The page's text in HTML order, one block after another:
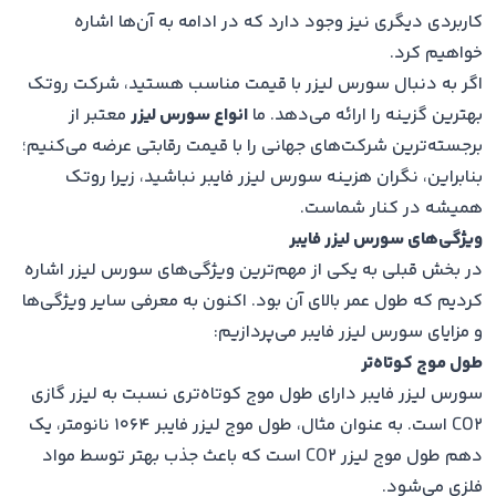
کاربردی دیگری نیز وجود دارد که در ادامه به آن‌ها اشاره
خواهیم کرد.
اگر به دنبال سورس لیزر با قیمت مناسب هستید، شرکت روتک
بهترین گزینه را ارائه می‌دهد. ما انواع سورس لیزر معتبر از
برجسته‌ترین شرکت‌های جهانی را با قیمت رقابتی عرضه می‌کنیم؛
بنابراین، نگران هزینه سورس لیزر فایبر نباشید، زیرا روتک
همیشه در کنار شماست.
ویژگی‌های سورس لیزر فایبر
در بخش قبلی به یکی از مهم‌ترین ویژگی‌های سورس لیزر اشاره
کردیم که طول عمر بالای آن بود. اکنون به معرفی سایر ویژگی‌ها
و مزایای سورس لیزر فایبر می‌پردازیم:
طول موج کوتاه‌تر
سورس لیزر فایبر دارای طول موج کوتاه‌تری نسبت به لیزر گازی
CO2 است. به عنوان مثال، طول موج لیزر فایبر ۱۰۶۴ نانومتر، یک
دهم طول موج لیزر CO2 است که باعث جذب بهتر توسط مواد
فلزی می‌شود.